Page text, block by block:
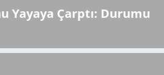
Yayaya Çarptı: Durumu